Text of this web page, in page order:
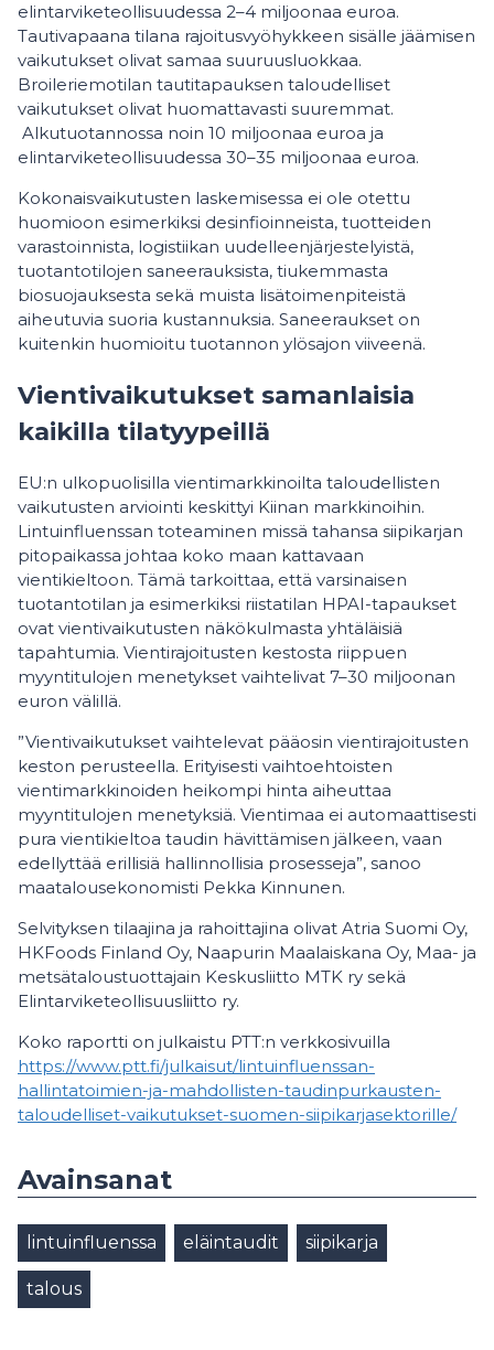
elintarviketeollisuudessa 2–4 miljoonaa euroa.
Tautivapaana tilana rajoitusvyöhykkeen sisälle jäämisen
vaikutukset olivat samaa suuruusluokkaa.
Broileriemotilan tautitapauksen taloudelliset
vaikutukset olivat huomattavasti suuremmat.
Alkutuotannossa noin 10 miljoonaa euroa ja
elintarviketeollisuudessa 30–35 miljoonaa euroa.
Kokonaisvaikutusten laskemisessa ei ole otettu
huomioon esimerkiksi desinfioinneista, tuotteiden
varastoinnista, logistiikan uudelleenjärjestelyistä,
tuotantotilojen saneerauksista, tiukemmasta
biosuojauksesta sekä muista lisätoimenpiteistä
aiheutuvia suoria kustannuksia. Saneeraukset on
kuitenkin huomioitu tuotannon ylösajon viiveenä.
Vientivaikutukset samanlaisia
kaikilla tilatyypeillä
EU:n ulkopuolisilla vientimarkkinoilta taloudellisten
vaikutusten arviointi keskittyi Kiinan markkinoihin.
Lintuinfluenssan toteaminen missä tahansa siipikarjan
pitopaikassa johtaa koko maan kattavaan
vientikieltoon. Tämä tarkoittaa, että varsinaisen
tuotantotilan ja esimerkiksi riistatilan HPAI-tapaukset
ovat vientivaikutusten näkökulmasta yhtäläisiä
tapahtumia. Vientirajoitusten kestosta riippuen
myyntitulojen menetykset vaihtelivat 7–30 miljoonan
euron välillä.
”Vientivaikutukset vaihtelevat pääosin vientirajoitusten
keston perusteella. Erityisesti vaihtoehtoisten
vientimarkkinoiden heikompi hinta aiheuttaa
myyntitulojen menetyksiä. Vientimaa ei automaattisesti
pura vientikieltoa taudin hävittämisen jälkeen, vaan
edellyttää erillisiä hallinnollisia prosesseja”, sanoo
maatalousekonomisti Pekka Kinnunen.
Selvityksen tilaajina ja rahoittajina olivat Atria Suomi Oy,
HKFoods Finland Oy, Naapurin Maalaiskana Oy, Maa- ja
metsätaloustuottajain Keskusliitto MTK ry sekä
Elintarviketeollisuusliitto ry.
Koko raportti on julkaistu PTT:n verkkosivuilla
https://www.ptt.fi/julkaisut/lintuinfluenssan-
hallintatoimien-ja-mahdollisten-taudinpurkausten-
taloudelliset-vaikutukset-suomen-siipikarjasektorille/
Avainsanat
lintuinfluenssa eläintaudit siipikarja
talous